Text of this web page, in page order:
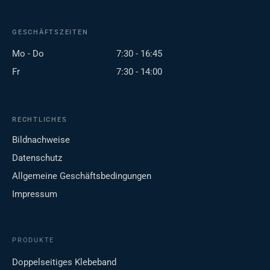
GESCHÄFTSZEITEN
Mo - Do
7:30 - 16:45
Fr
7:30 - 14:00
RECHTLICHES
Bildnachweise
Datenschutz
Allgemeine Geschäftsbedingungen
Impressum
PRODUKTE
Doppelseitiges Klebeband